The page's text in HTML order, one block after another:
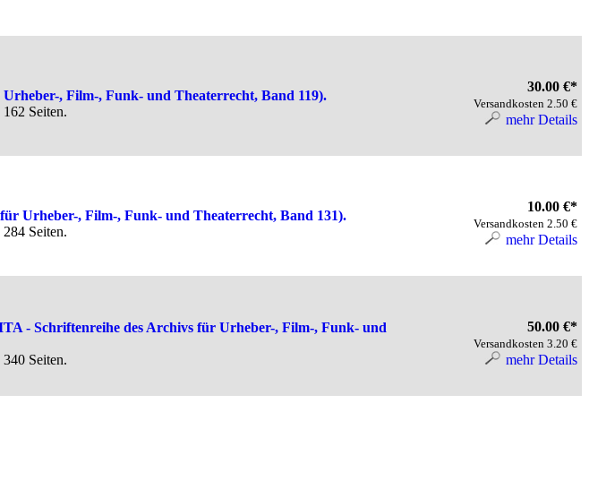
, Film-, Funk- und Theaterrecht, Band 119).
Seiten.
30.00 €*
Versandkosten 2.50 €
mehr Details
Urheber-, Film-, Funk- und Theaterrecht, Band 131).
Seiten.
10.00 €*
Versandkosten 2.50 €
mehr Details
- Schriftenreihe des Archivs für Urheber-, Film-, Funk- und
Seiten.
50.00 €*
Versandkosten 3.20 €
mehr Details